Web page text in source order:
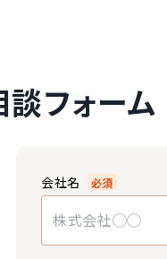
フォーム
会社名 必須